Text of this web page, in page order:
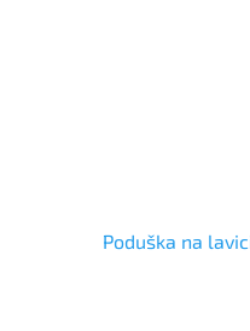
Poduška na